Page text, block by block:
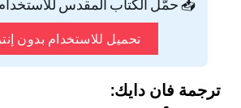
📥 حمّل الكتاب المقدس
تحميل للاستخدام بدون
ترجمة فان دايك: